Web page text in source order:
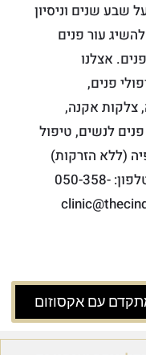
שנים וניסיון
עור פנים
אצלנו
פנים,
צלקות אקנה,
לנשים, טיפול
(ללא הזרקות)
ועוד מגוון רחב של טיפולי פנים. טלפון: 050-358-
עם אקסוזום